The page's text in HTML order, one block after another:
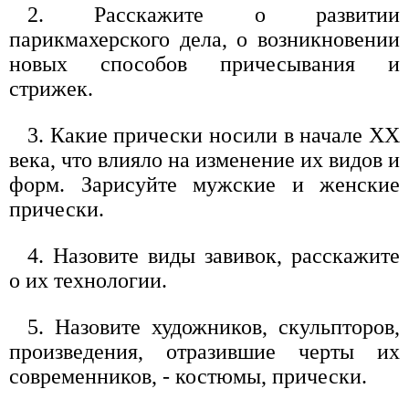
2. Расскажите о развитии
парикмахерского дела, о возникновении
новых способов причесывания и
стрижек.
3. Какие прически носили в начале XX
века, что влияло на изменение их видов и
форм. Зарисуйте мужские и женские
прически.
4. Назовите виды завивок, расскажите
о их технологии.
5. Назовите художников, скульпторов,
произведения, отразившие черты их
современников, - костюмы, прически.